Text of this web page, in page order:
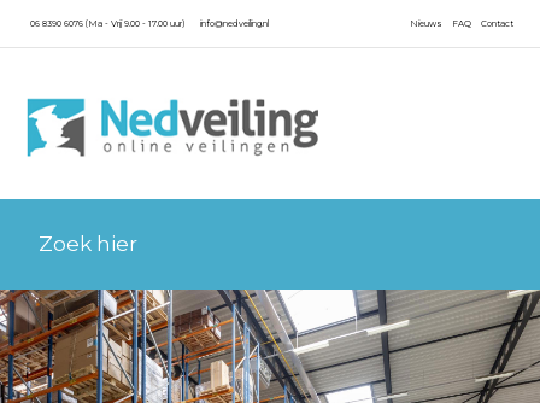
06 8390 6076 (Ma - Vrij 9.00 - 17.00 uur) info@nedveiling.nl Contact
FAQ
Nieuws